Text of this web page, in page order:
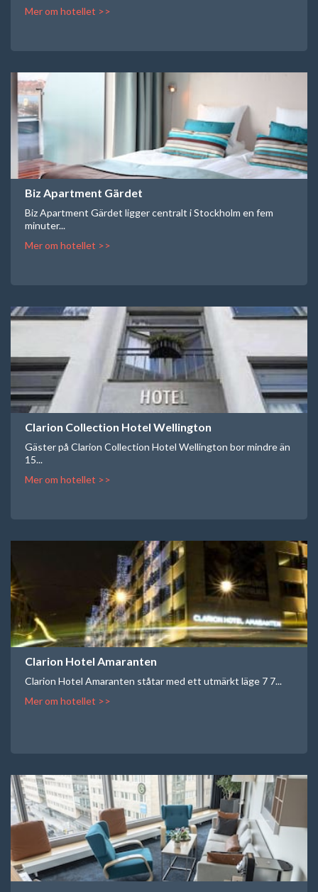
Mer om hotellet >>
Biz Apartment Gärdet
Biz Apartment Gärdet ligger centralt i Stockholm en fem
minuter...
Mer om hotellet >>
Clarion Collection Hotel Wellington
Gäster på Clarion Collection Hotel Wellington bor mindre än
15...
Mer om hotellet >>
Clarion Hotel Amaranten
Clarion Hotel Amaranten ståtar med ett utmärkt läge 7 7...
Mer om hotellet >>